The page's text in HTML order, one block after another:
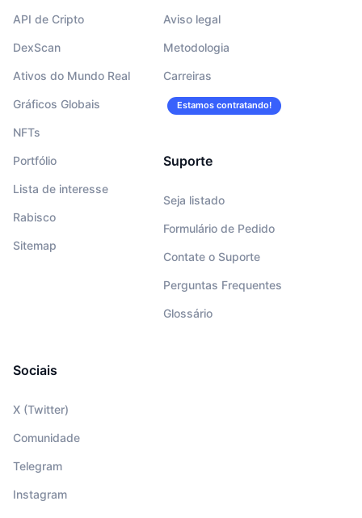
API de Cripto
DexScan
Ativos do Mundo Real
Gráficos Globais
NFTs
Portfólio
Lista de interesse
Rabisco
Sitemap
Aviso legal
Metodologia
Carreiras
Estamos contratando!
Suporte
Seja listado
Formulário de Pedido
Contate o Suporte
Perguntas Frequentes
Glossário
Sociais
X (Twitter)
Comunidade
Telegram
Instagram